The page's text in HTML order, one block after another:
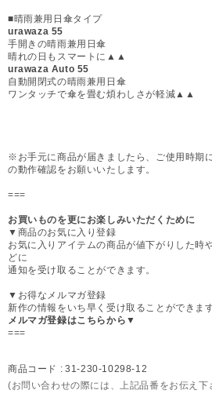
■晴雨兼用日傘タイプ
urawaza 55
手開きの晴雨兼用日傘
晴れの日もスマートに▲▲
urawaza Auto 55
自動開閉式の晴雨兼用日傘
ワンタッチで傘を畳む煩わしさが軽減▲▲
※お手元に商品が届きましたら、ご使用時期
の動作確認をお願いいたします。
===
お買いものを更にお楽しみいただくために
▼商品のお気に入り登録
お気に入りアイテムの商品が値下がりした時
どに
通知を受け取ることができます。
▼お得なメルマガ登録
新作の情報をいち早く受け取ることができます
メルマガ登録はこちらから▼
===
商品コード : 31-230-10298-12
(お問い合わせの際には、上記品番をお伝え下